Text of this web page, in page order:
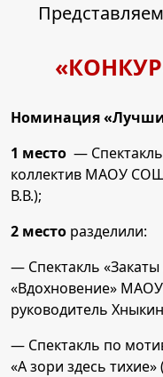
Номинация
1 место —
коллектив МАОУ
В.В.);
2 место разделили:
— Спектакль «Закаты
«Вдохновение»
руководитель
— Спектакль по
«А зори здесь